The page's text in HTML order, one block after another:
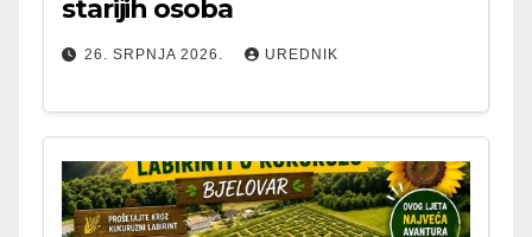
starijih osoba
26. SRPNJA 2026. UREDNIK